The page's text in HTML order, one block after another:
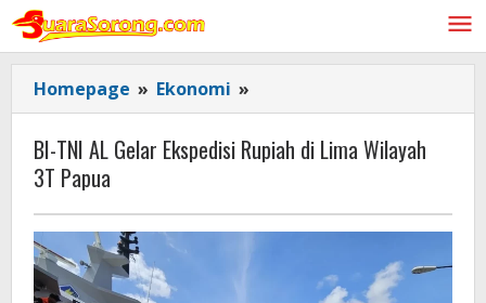
Lewati
konten
Homepage » Ekonomi »
TNI
AL
Gelar
Rupiah
Wilayah
BI-TNI AL Gelar Ekspedisi Rupiah di Lima Wilayah
3T Papua